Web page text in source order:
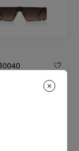
- Shiny dark bronze